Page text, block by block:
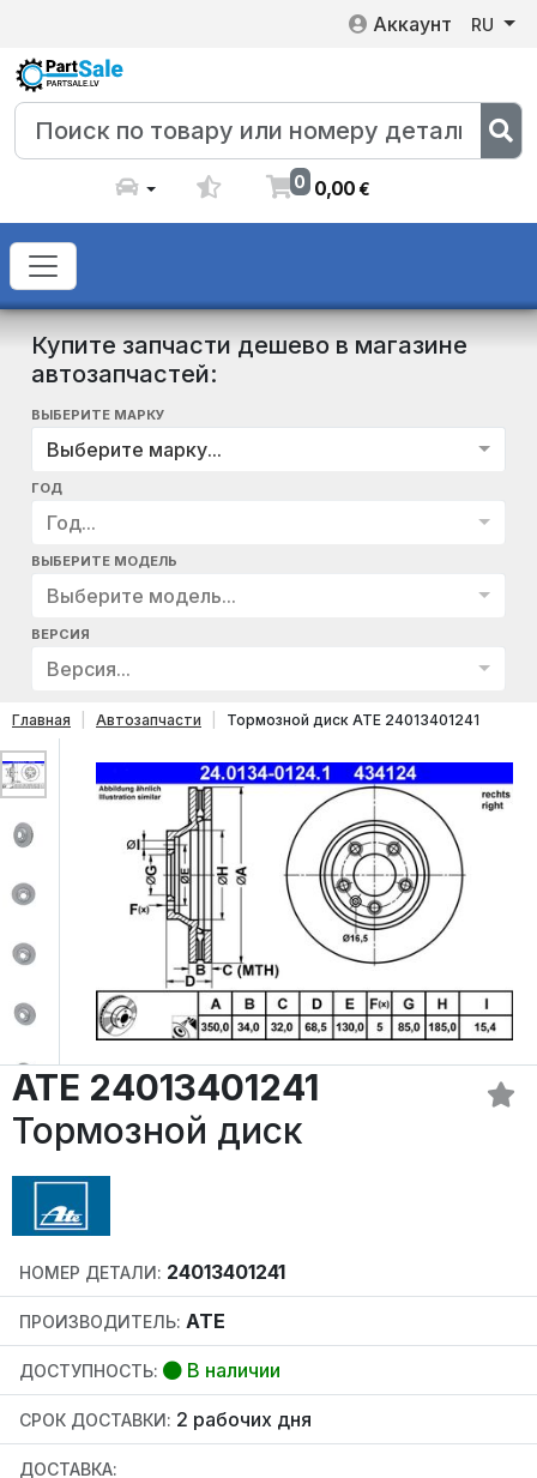
Аккаунт RU
0 0,00€
Купите запчасти дешево в магазине
автозапчастей:
ВЫБЕРИТЕ МАРКУ
Выберите марку...
ГОД
Год...
ВЫБЕРИТЕ МОДЕЛЬ
Выберите модель...
ВЕРСИЯ
Версия...
Главная Автозапчасти Тормозной диск ATE 24013401241
ATE 24013401241
Тормозной диск
НОМЕР ДЕТАЛИ: 24013401241
ПРОИЗВОДИТЕЛЬ: ATE
ДОСТУПНОСТЬ: В наличии
СРОК ДОСТАВКИ: 2 рабочих дня
ДОСТАВКА: